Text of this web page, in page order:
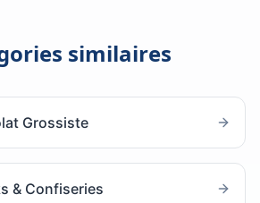
similaires
Grossiste
& Confiseries